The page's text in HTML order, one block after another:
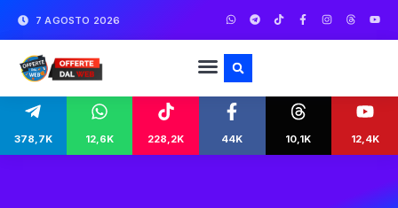
7 AGOSTO 2026
378,7K 12,6K 228,2K 44K 10,1K 12,4K